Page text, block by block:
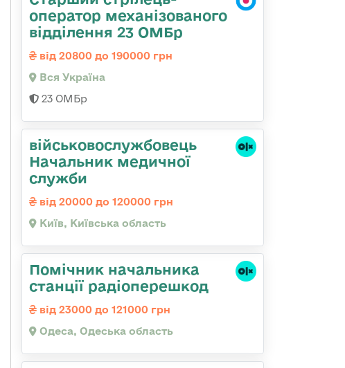
оператор механізованого
відділення 23 ОМБр
від 20800 до 190000 грн
Вся Україна
23 ОМБр
військовослужбовець
Начальник медичної
служби
від 20000 до 120000 грн
Київ, Київська область
Помічник начальника
станції радіоперешкод
від 23000 до 121000 грн
Одеса, Одеська область